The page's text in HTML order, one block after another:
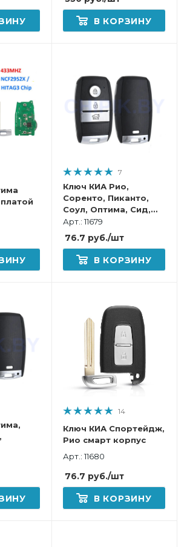
В КОРЗИНУ
7
Ключ КИА Рио,
Соренто, Пиканто,
Соул, Оптима, Сид,
Серато, Спортейдж,
Каренс, Венга смарт
корпус
Арт.: 11679
76.7 руб./шт
В КОРЗИНУ
14
Ключ КИА Спортейдж,
Рио смарт корпус
Арт.: 11680
76.7 руб./шт
В КОРЗИНУ